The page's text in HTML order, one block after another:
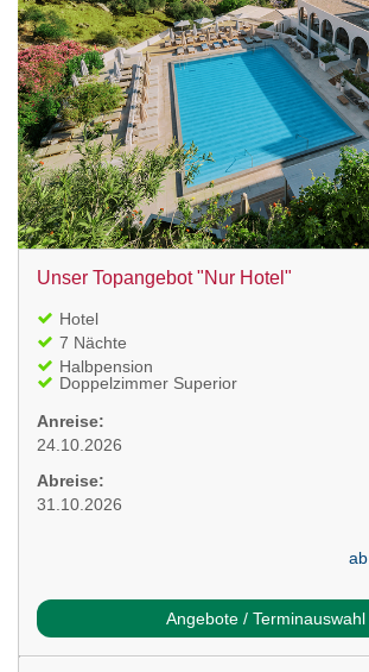
Unser Topangebot "Nur Hotel"
Hotel
7 Nächte
Halbpension
Doppelzimmer Superior
Anreise:
24.10.2026
Abreise:
31.10.2026
ab
Angebote / Terminauswahl